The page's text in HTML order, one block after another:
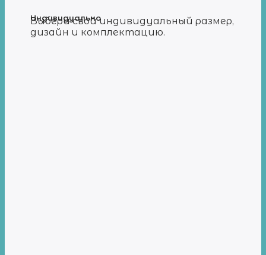
Индивидуально
Выбери свой индивидуальный размер,
дизайн и комплектацию.